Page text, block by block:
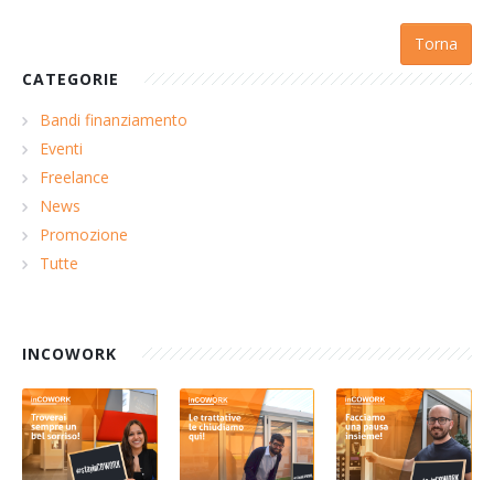
Torna
CATEGORIE
Bandi finanziamento
Eventi
Freelance
News
Promozione
Tutte
INCOWORK